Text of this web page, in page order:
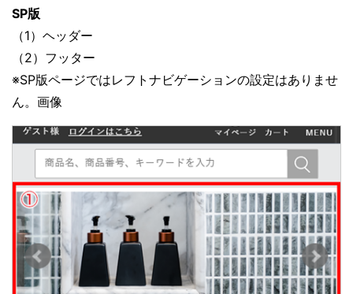
SP版
（1）ヘッダー
（2）フッター
※SP版ページではレフトナビゲーションの設定はありませ
ん。画像